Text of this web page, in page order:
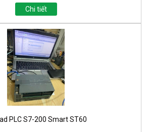
Chi tiết
PLC S7-200 Smart ST60